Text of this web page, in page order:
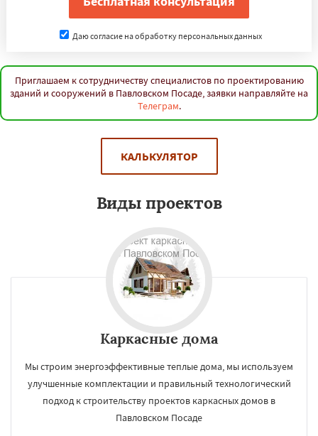
Даю согласие на обработку персональных данных
Приглашаем к сотрудничеству специалистов по проектированию
зданий и сооружений в Павловском Посаде, заявки направляйте на
Телеграм.
КАЛЬКУЛЯТОР
Виды проектов
Каркасные дома
Мы строим энергоэффективные теплые дома, мы используем
улучшенные комплектации и правильный технологический
подход к строительству проектов каркасных домов в
Павловском Посаде